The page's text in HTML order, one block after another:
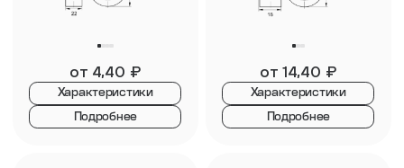
от 4,40 ₽
Характеристики
Подробнее
от 14,40 ₽
Характеристики
Подробнее